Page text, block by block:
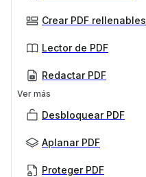
Crear PDF rellenables
Lector de PDF
Redactar PDF
Ver más
Desbloquear PDF
Aplanar PDF
Proteger PDF